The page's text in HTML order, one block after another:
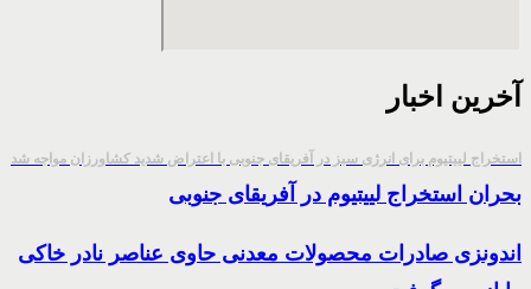
آخرین اخبار
استخراج لییتیوم برای انرژی سبز در آفریقای جنوبی با اعتراض شدید کشاورزان مواجه شد
بحران استخراج لییتیوم در آفریقای جنوبی
اندونزی صادرات محصولات معدنی حاوی عناصر نادر خاکی